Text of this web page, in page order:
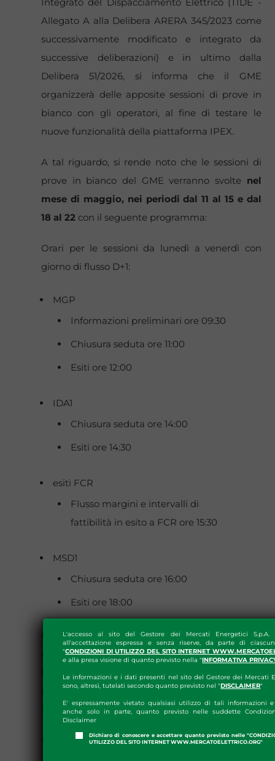
L'accesso al sito del Gestore dei Mercati Energetici S.p.A.
all'accettazione espressa e senza riserve, da parte di
"CONDIZIONI DI UTILIZZO DEL SITO INTERNET
e alla presa visione di quanto previsto nella "INFORMATIVA
Le informazioni e i dati presenti nel sito del Gestore dei Mercati
sono, altresì, tutelati secondo quanto previsto nel "DISCLAIMER"
E' espressamente vietato qualsiasi utilizzo di tali informazioni
anche solo in parte, quanto previsto nelle suddette
Disclaimer
Dichiaro di conoscere e accettare quanto previsto nelle
UTILIZZO DEL SITO INTERNET WWW.MERCATOELETTRICO.ORG"
Allegato A alla Delibera ARERA 345/2023 come
successivamente modificato e integrato da
successive deliberazioni) e in ultimo dalla
Delibera 51/2026, si informa che il GME
organizzerà delle apposite sessioni di prove in
bianco con gli operatori, al fine di testare le
nuove funzionalità della piattaforma IPEX.
A tal riguardo, si rende noto che le sessioni di
prove in bianco del GME verranno svolte nel
mese di maggio, nei periodi dal 11 al 15 e dal
18 al 22 con il seguente programma:
Orari per le sessioni da lunedì a venerdì con
giorno di flusso D+1:
MGP
Informazioni preliminari ore 09:30
Chiusura seduta ore 11:00
Esiti ore 12:00
IDA1
Chiusura seduta ore 14:00
Esiti ore 14:30
esiti FCR
Flusso margini e intervalli di
fattibilità in esito a FCR ore 15:30
MSD1
Chiusura seduta ore 16:00
Esiti ore 18:00
Ulteriori dettagli, sulle tempistiche e sulle
modalità di esecuzione, verranno forniti sulla
home page
della piattaforma del GME utilizzata
per le prove, raggiungibile all’indirizzo:
https://proveipex.ipex.it.
Gli indirizzi delle piattaforme sono i seguenti: